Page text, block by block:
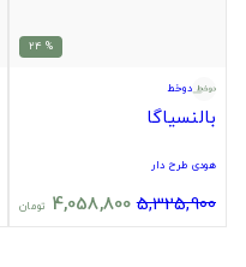
% 24
دوخط
بالنسیاگا
هودی طرح دار
5,325,900
4,058,800 تومان